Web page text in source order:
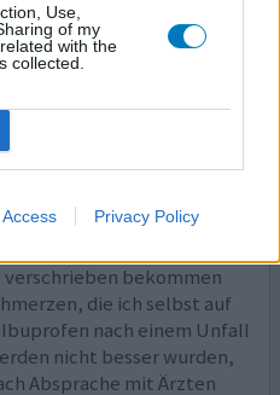
Use,
of my
with the
collected.
Privacy Policy
bekommen
die ich selbst auf
nach einem Unfall
nicht besser wurden,
Absprache mit Ärzten